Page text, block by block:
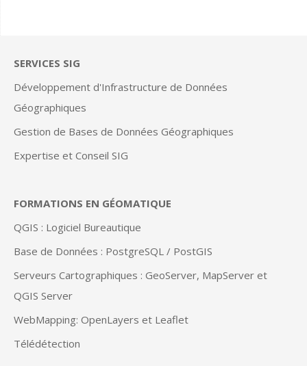
SERVICES SIG
Développement d'Infrastructure de Données
Géographiques
Gestion de Bases de Données Géographiques
Expertise et Conseil SIG
FORMATIONS EN GÉOMATIQUE
QGIS : Logiciel Bureautique
Base de Données : PostgreSQL / PostGIS
Serveurs Cartographiques : GeoServer, MapServer et
QGIS Server
WebMapping: OpenLayers et Leaflet
Télédétection